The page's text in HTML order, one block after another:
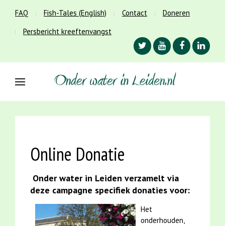
FAQ Fish-Tales (English) Contact
Doneren
Persbericht kreeftenvangst
Online Donatie
Onder water in Leiden verzamelt via
deze campagne specifiek donaties voor:
Het
onderhouden,